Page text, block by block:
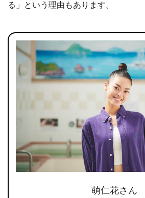
る」という理由もあります。
萌仁花さん